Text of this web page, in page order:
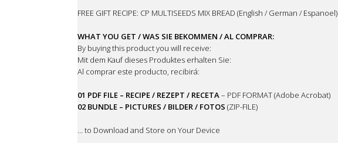
FREE GIFT RECIPE: CP MULTISEEDS MIX BREAD (English / German / Espanoel)
WHAT YOU GET / WAS SIE BEKOMMEN / AL COMPRAR:
By buying this product you will receive:
Mit dem Kauf dieses Produktes erhalten Sie:
Al comprar este producto, recibirá:
01 PDF FILE – RECIPE / REZEPT / RECETA– PDF FORMAT (Adobe Acrobat)
02 BUNDLE – PICTURES / BILDER / FOTOS (ZIP-FILE)
… to Download and Store on Your Device